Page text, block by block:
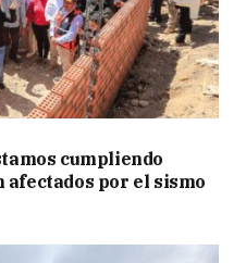
cumpliendo
por el sismo